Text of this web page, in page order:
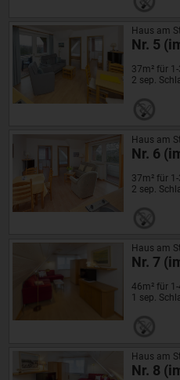
Haus am
Nr. 5
37m² für
2 sep.
Haus am
Nr. 6
37m² für 1-
2 sep.
Haus am
Nr. 7
46m² für 1-
1 sep.
Haus am
Nr. 8